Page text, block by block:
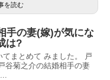
を読む
手の妻(嫁)が気にな
は?
まとめて みました。 戸
谷菊之介の結婚相手の妻